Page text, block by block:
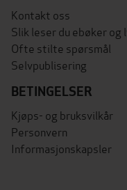
Kontakt oss
Slik leser du ebøker og
Ofte stilte spørsmål
Selvpublisering
BETINGELSER
Kjøps- og bruksvilkår
Personvern
Informasjonskapsler